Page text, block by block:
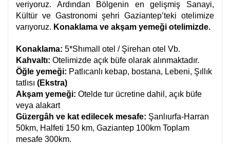
veriyoruz. Ardından Bölgenin en gelişmiş Sanayi,
Kültür ve Gastronomi şehri Gaziantep’teki otelimize
varıyoruz. Konaklama ve akşam yemeği otelimizde.
Konaklama: 5*Shımall otel / Şirehan otel Vb.
Kahvaltı: Otelimizde açık büfe olarak alınmaktadır.
Öğle yemeği: Patlıcanlı kebap, bostana, Lebeni, Şıllık
tatlısı (Ekstra)
Akşam yemeği: Otelde tur ücretine dahil, açık büfe
veya alakart
Güzergâh ve kat edilecek mesafe: Şanlıurfa-Harran
50km, Halfeti 150 km, Gaziantep 100km Toplam
mesafe 300km.